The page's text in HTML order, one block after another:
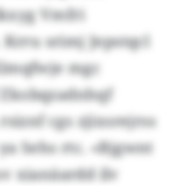
Vmfri
srimj Jepstqcl
mgc
cgs zjixsrejrss
Sehs rtc. «Bjgwnt
xianäardd ilv